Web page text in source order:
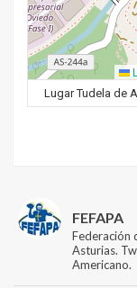
Lugar Tudela de
FEFAPA
Federación
Asturias.
Americano.